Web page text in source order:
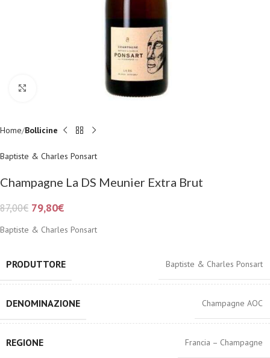
Fai clic per ingrandire
Home Bollicine
Baptiste & Charles Ponsart
Champagne La DS Meunier Extra Brut
87,00€ 79,80€
Baptiste & Charles Ponsart
PRODUTTORE Baptiste & Charles Ponsart
DENOMINAZIONE Champagne AOC
REGIONE Francia – Champagne